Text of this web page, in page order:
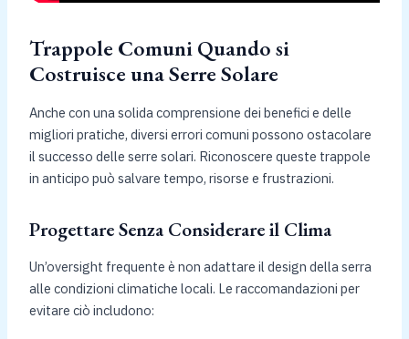
Trappole Comuni Quando si
Costruisce una Serre Solare
Anche con una solida comprensione dei benefici e delle
migliori pratiche, diversi errori comuni possono ostacolare
il successo delle serre solari. Riconoscere queste trappole
in anticipo può salvare tempo, risorse e frustrazioni.
Progettare Senza Considerare il Clima
Un’oversight frequente è non adattare il design della serra
alle condizioni climatiche locali. Le raccomandazioni per
evitare ciò includono: